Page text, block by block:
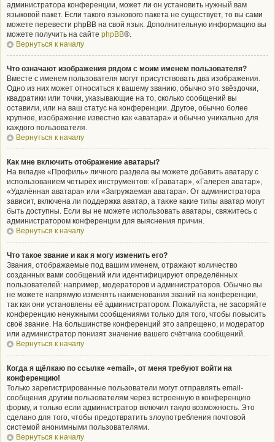
администратора конференции, может ли он установить нужный вам
языковой пакет. Если такого языкового пакета не существует, то вы сами
можете перевести phpBB на свой язык. Дополнительную информацию вы
можете получить на сайте phpBB®.
Вернуться к началу
Что означают изображения рядом с моим именем пользователя?
Вместе с именем пользователя могут присутствовать два изображения.
Одно из них может относиться к вашему званию, обычно это звёздочки,
квадратики или точки, указывающие на то, сколько сообщений вы
оставили, или на ваш статус на конференции. Другое, обычно более
крупное, изображение известно как «аватара» и обычно уникально для
каждого пользователя.
Вернуться к началу
Как мне включить отображение аватары?
На вкладке «Профиль» личного раздела вы можете добавить аватару с
использованием четырёх инструментов: «Граватар», «Галерея аватар»,
«Удалённая аватара» или «Загружаемая аватара». От администратора
зависит, включена ли поддержка аватар, а также какие типы аватар могут
быть доступны. Если вы не можете использовать аватары, свяжитесь с
администратором конференции для выяснения причин.
Вернуться к началу
Что такое звание и как я могу изменить его?
Звания, отображаемые под вашим именем, отражают количество
созданных вами сообщений или идентифицируют определённых
пользователей: например, модераторов и администраторов. Обычно вы
не можете напрямую изменять наименования званий на конференции,
так как они установлены её администратором. Пожалуйста, не засоряйте
конференцию ненужными сообщениями только для того, чтобы повысить
своё звание. На большинстве конференций это запрещено, и модератор
или администратор понизят значение вашего счётчика сообщений.
Вернуться к началу
Когда я щёлкаю по ссылке «email», от меня требуют войти на
конференцию!
Только зарегистрированные пользователи могут отправлять email-
сообщения другим пользователям через встроенную в конференцию
форму, и только если администратор включил такую возможность. Это
сделано для того, чтобы предотвратить злоупотребления почтовой
системой анонимными пользователями.
Вернуться к началу